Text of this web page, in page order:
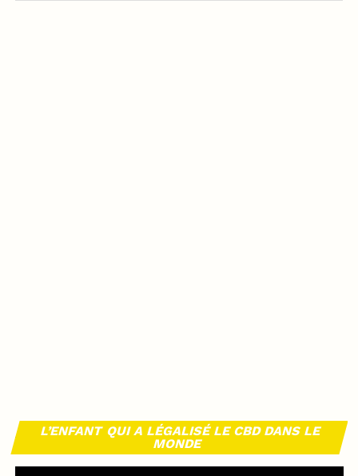
L’ENFANT QUI A LÉGALISÉ LE CBD DANS LE
MONDE